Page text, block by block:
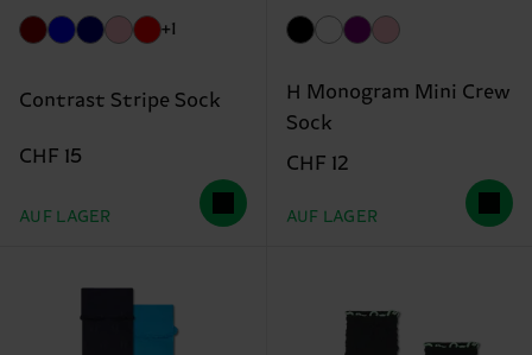
+1
Contrast Stripe Sock
CHF 15
AUF LAGER
H Monogram Mini Crew
Sock
CHF 12
AUF LAGER